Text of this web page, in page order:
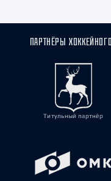
ПАРТНЁРЫ
Титульный партнёр